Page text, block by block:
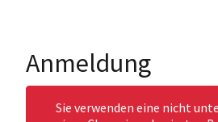
Anmeldung
Sie verwenden eine nicht